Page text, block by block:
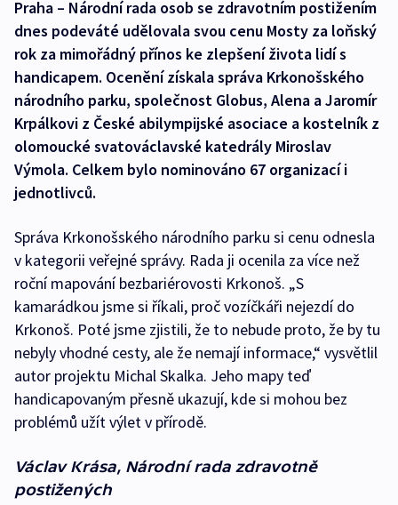
Praha – Národní rada osob se zdravotním postižením
dnes podeváté udělovala svou cenu Mosty za loňský
rok za mimořádný přínos ke zlepšení života lidí s
handicapem. Ocenění získala správa Krkonošského
národního parku, společnost Globus, Alena a Jaromír
Krpálkovi z České abilympijské asociace a kostelník z
olomoucké svatováclavské katedrály Miroslav
Výmola. Celkem bylo nominováno 67 organizací i
jednotlivců.
Správa Krkonošského národního parku si cenu odnesla
v kategorii veřejné správy. Rada ji ocenila za více než
roční mapování bezbariérovosti Krkonoš. „S
kamarádkou jsme si říkali, proč vozíčkáři nejezdí do
Krkonoš. Poté jsme zjistili, že to nebude proto, že by tu
nebyly vhodné cesty, ale že nemají informace,“ vysvětlil
autor projektu Michal Skalka. Jeho mapy teď
handicapovaným přesně ukazují, kde si mohou bez
problémů užít výlet v přírodě.
Václav Krása, Národní rada zdravotně
postižených